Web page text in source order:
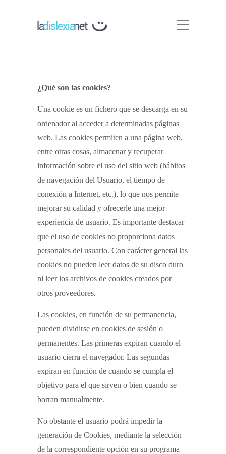
¿Qué son las cookies?
Una cookie es un fichero que se descarga en su
ordenador al acceder a determinadas páginas
web. Las cookies permiten a una página web,
entre otras cosas, almacenar y recuperar
información sobre el uso del sitio web (hábitos
de navegación del Usuario, el tiempo de
conexión a Internet, etc.), lo que nos permite
mejorar su calidad y ofrecerle una mejor
experiencia de usuario. Es importante destacar
que el uso de cookies no proporciona datos
personales del usuario. Con carácter general las
cookies no pueden leer datos de su disco duro
ni leer los archivos de cookies creados por
otros proveedores.
Las cookies, en función de su permanencia,
pueden dividirse en cookies de sesión o
permanentes. Las primeras expiran cuando el
usuario cierra el navegador. Las segundas
expiran en función de cuando se cumpla el
objetivo para el que sirven o bien cuando se
borran manualmente.
No obstante el usuario podrá impedir la
generación de Cookies, mediante la selección
de la correspondiente opción en su programa